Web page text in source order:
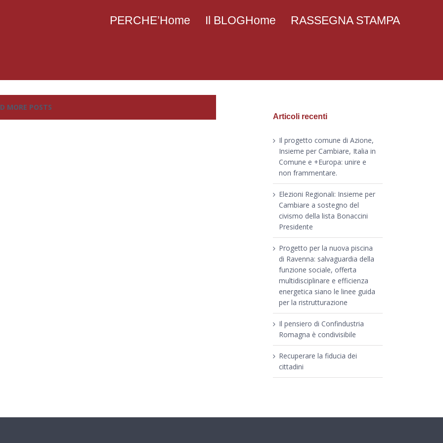
PERCHE’Home Il BLOGHome RASSEGNA STAMPA
MORE POSTS
Articoli recenti
Il progetto comune di Azione,
Insieme per Cambiare, Italia in
Comune e +Europa: unire e
non frammentare.
Elezioni Regionali: Insieme per
Cambiare a sostegno del
civismo della lista Bonaccini
Presidente
Progetto per la nuova piscina
di Ravenna: salvaguardia della
funzione sociale, offerta
multidisciplinare e efficienza
energetica siano le linee guida
per la ristrutturazione
Il pensiero di Confindustria
Romagna è condivisibile
Recuperare la fiducia dei
cittadini